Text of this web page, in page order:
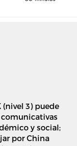
(nivel 3) puede
y social;
por China